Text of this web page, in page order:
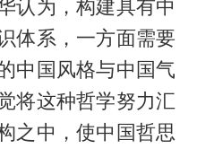
认为，构建具有中
体系，一方面需要
中国风格与中国气
将这种哲学努力汇
之中，使中国哲思